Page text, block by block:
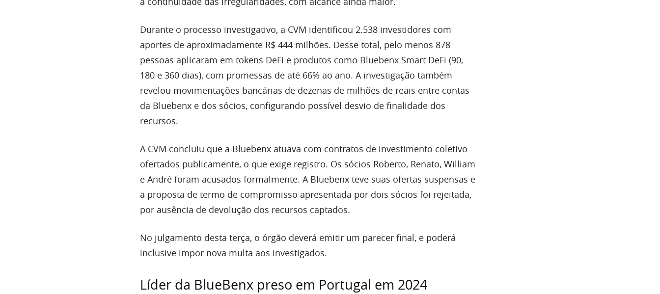
Durante o processo investigativo, a CVM identificou 2.538 investidores com
aportes de aproximadamente R$ 444 milhões. Desse total, pelo menos 878
pessoas aplicaram em tokens DeFi e produtos como Bluebenx Smart DeFi (90,
180 e 360 dias), com promessas de até 66% ao ano. A investigação também
revelou movimentações bancárias de dezenas de milhões de reais entre contas
da Bluebenx e dos sócios, configurando possível desvio de finalidade dos
recursos.
A CVM concluiu que a Bluebenx atuava com contratos de investimento coletivo
ofertados publicamente, o que exige registro. Os sócios Roberto, Renato, William
e André foram acusados formalmente. A Bluebenx teve suas ofertas suspensas e
a proposta de termo de compromisso apresentada por dois sócios foi rejeitada,
por ausência de devolução dos recursos captados.
No julgamento desta terça, o órgão deverá emitir um parecer final, e poderá
inclusive impor nova multa aos investigados.
Líder da BlueBenx preso em Portugal em 2024